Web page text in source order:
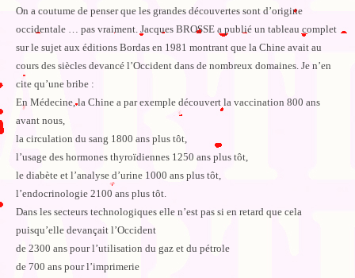
On a coutume de penser que les grandes découvertes sont d’origine
occidentale … pas vraiment. Jacques BROSSE a publié un tableau complet
sur le sujet aux éditions Bordas en 1981 montrant que la Chine avait au
cours des siècles devancé l’Occident dans de nombreux domaines. Je n’en
cite qu’une bribe :
En Médecine, la Chine a par exemple découvert la vaccination 800 ans
avant nous,
la circulation du sang 1800 ans plus tôt,
l’usage des hormones thyroïdiennes 1250 ans plus tôt,
le diabète et l’analyse d’urine 1000 ans plus tôt,
l’endocrinologie 2100 ans plus tôt.
Dans les secteurs technologiques elle n’est pas si en retard que cela
puisqu’elle devançait l’Occident
de 2300 ans pour l’utilisation du gaz et du pétrole
de 700 ans pour l’imprimerie